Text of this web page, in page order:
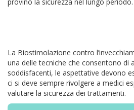
La Biostimolazione contro
una delle tecniche che consentono di
soddisfacenti, le aspettative devono
ci si deve sempre rivolgere a medici
valutare la sicurezza dei trattamenti.